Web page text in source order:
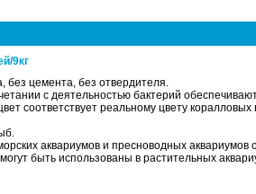
9кг
без цемента, без отвердителя.
с деятельностью бактерий
соответствует реальному цвету
аквариумов и пресноводных
быть использованы в растительных